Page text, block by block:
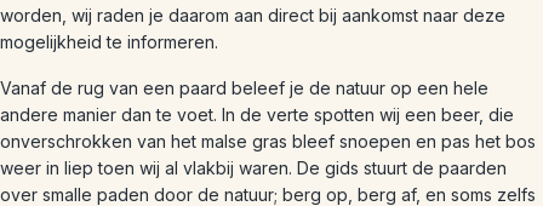
worden, wij raden je daarom aan direct bij aankomst naar deze
mogelijkheid te informeren.
Vanaf de rug van een paard beleef je de natuur op een hele
andere manier dan te voet. In de verte spotten wij een beer, die
onverschrokken van het malse gras bleef snoepen en pas het bos
weer in liep toen wij al vlakbij waren. De gids stuurt de paarden
over smalle paden door de natuur; berg op, berg af, en soms zelfs